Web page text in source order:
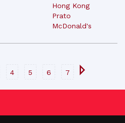
Hong Kong
Prato
McDonald's
4 5 6 7